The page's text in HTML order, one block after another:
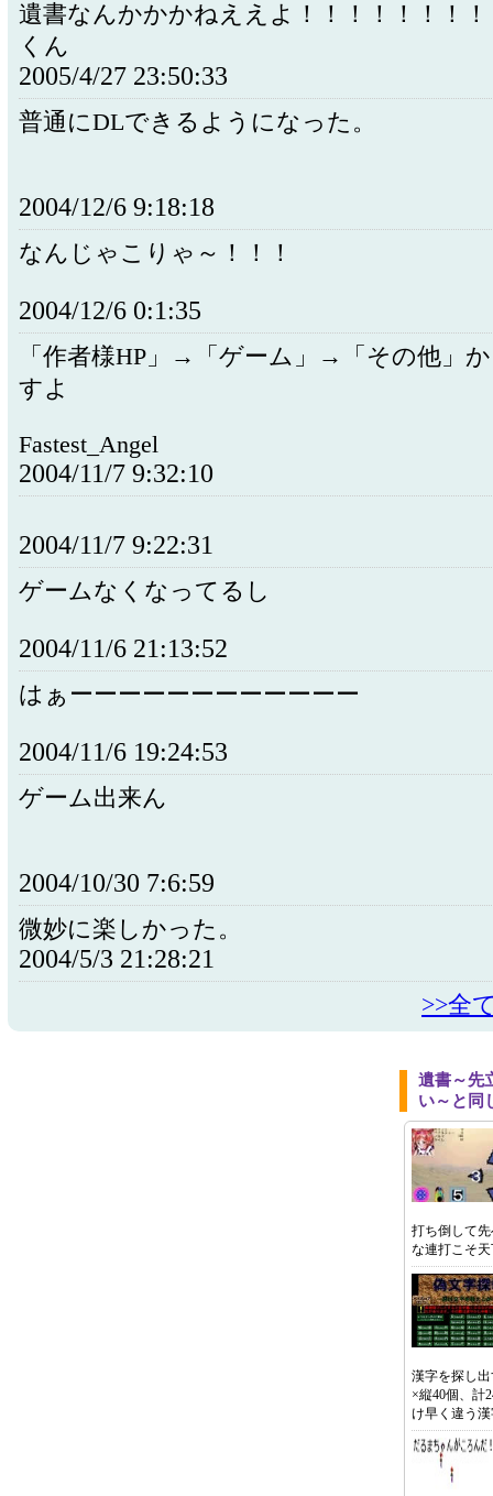
遺書なんかかかねええよ！！！！！！
くん
2005/4/27 23:50:33
普通にDLできるようになった。
2004/12/6 9:18:18
なんじゃこりゃ～！！！
2004/12/6 0:1:35
「作者様HP」→「ゲーム」→「その他」
すよ
Fastest_Angel
2004/11/7 9:32:10
2004/11/7 9:22:31
ゲームなくなってるし
2004/11/6 21:13:52
はぁーーーーーーーーーーーー
2004/11/6 19:24:53
ゲーム出来ん
2004/10/30 7:6:59
微妙に楽しかった。
2004/5/3 21:28:21
>>全
遺書～先
い～と同
打ち倒して
な連打こそ
漢字を探し
×縦40個、計
け早く違う